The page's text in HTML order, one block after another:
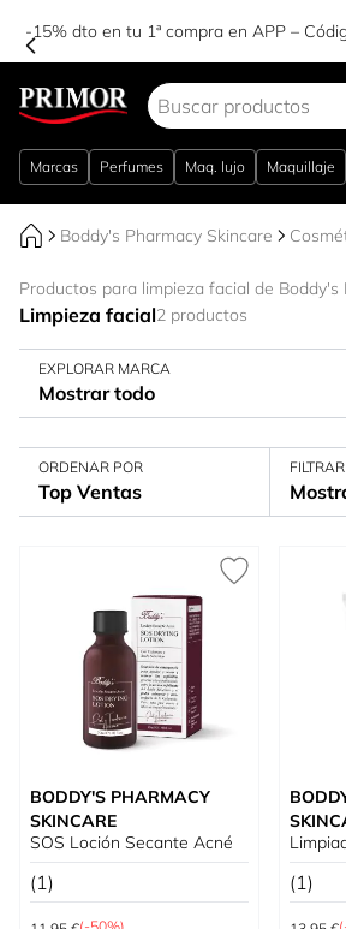
-15% dto en tu 1ª compra en APP –
Marcas Perfumes Maq. lujo Maquillaje
Boddy's Pharmacy Skincare
Productos para limpieza facial de Boddy's
Limpieza facial2 productos
EXPLORAR MARCA
Mostrar todo
ORDENAR POR
Top Ventas
BODDY'S PHARMACY
SKINCARE
SOS Loción Secante Acné
(1)
Precio habitual
(1)
Precio